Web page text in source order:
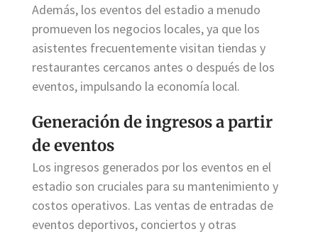
Además, los eventos del estadio a menudo
promueven los negocios locales, ya que los
asistentes frecuentemente visitan tiendas y
restaurantes cercanos antes o después de los
eventos, impulsando la economía local.
Generación de ingresos a partir
de eventos
Los ingresos generados por los eventos en el
estadio son cruciales para su mantenimiento y
costos operativos. Las ventas de entradas de
eventos deportivos, conciertos y otras